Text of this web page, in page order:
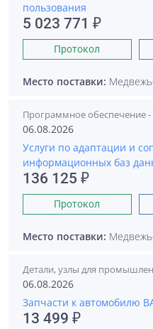
пользования
5 023 771 ₽
Протокол
Место поставки:
Программное обеспечение -
06.08.2026
Услуги по адаптации и
информационных баз
136 125 ₽
Протокол
Место поставки:
Детали, узлы для
06.08.2026
Запчасти к автомобилю
13 499 ₽